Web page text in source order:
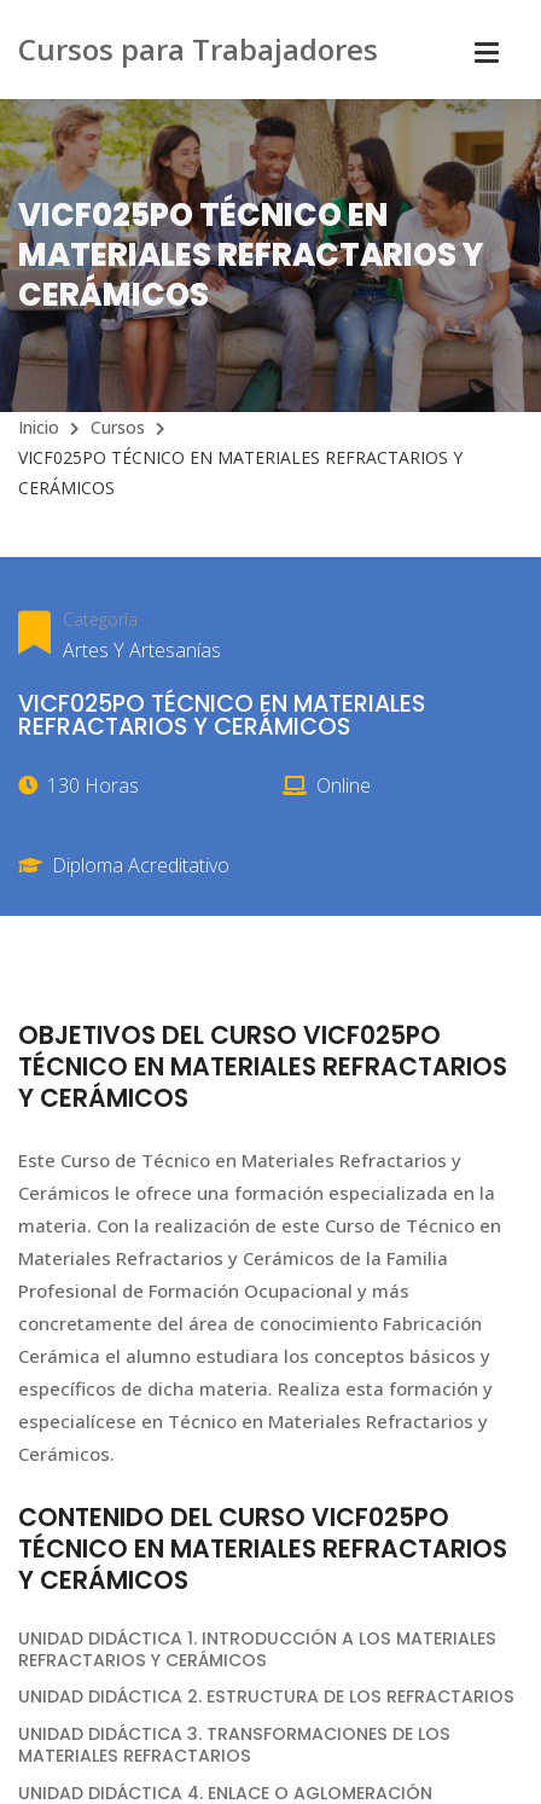
Cursos para Trabajadores
VICF025PO TÉCNICO EN
MATERIALES REFRACTARIOS Y
CERÁMICOS
Inicio
Cursos
VICF025PO TÉCNICO EN MATERIALES REFRACTARIOS Y
CERÁMICOS
Categoría
Artes Y Artesanías
VICF025PO TÉCNICO EN MATERIALES
REFRACTARIOS Y CERÁMICOS
130 Horas Online
Diploma Acreditativo
OBJETIVOS DEL CURSO VICF025PO
TÉCNICO EN MATERIALES REFRACTARIOS
Y CERÁMICOS
Este Curso de Técnico en Materiales Refractarios y
Cerámicos le ofrece una formación especializada en la
materia. Con la realización de este Curso de Técnico en
Materiales Refractarios y Cerámicos de la Familia
Profesional de Formación Ocupacional y más
concretamente del área de conocimiento Fabricación
Cerámica el alumno estudiara los conceptos básicos y
específicos de dicha materia. Realiza esta formación y
especialícese en Técnico en Materiales Refractarios y
Cerámicos.
CONTENIDO DEL CURSO VICF025PO
TÉCNICO EN MATERIALES REFRACTARIOS
Y CERÁMICOS
UNIDAD DIDÁCTICA 1. INTRODUCCIÓN A LOS MATERIALES
REFRACTARIOS Y CERÁMICOS
UNIDAD DIDÁCTICA 2. ESTRUCTURA DE LOS REFRACTARIOS
UNIDAD DIDÁCTICA 3. TRANSFORMACIONES DE LOS
MATERIALES REFRACTARIOS
UNIDAD DIDÁCTICA 4. ENLACE O AGLOMERACIÓN